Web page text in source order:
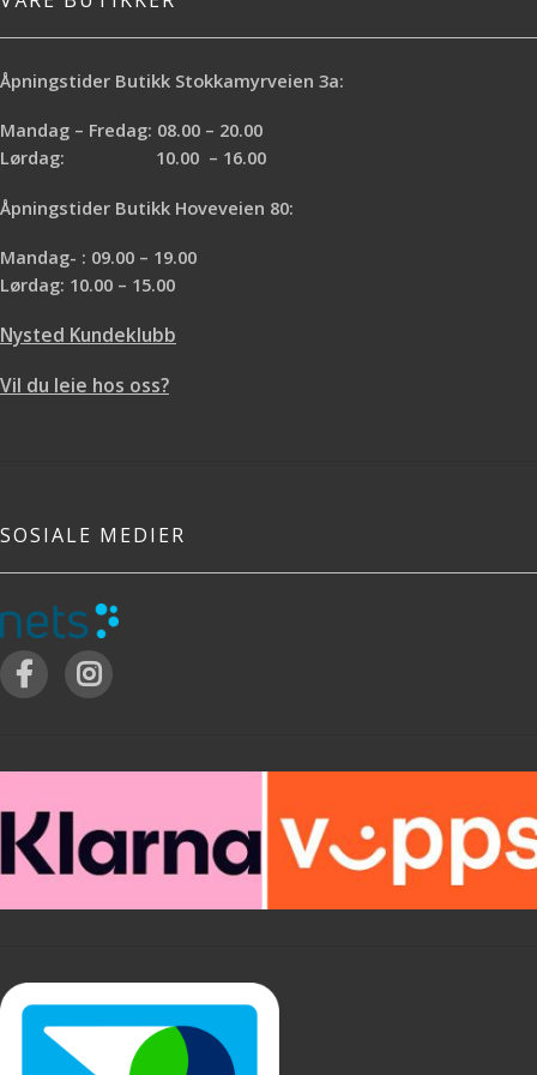
Åpningstider Butikk Stokkamyrveien 3a:
Mandag – Fredag: 08.00 – 20.00
Lørdag: 10.00 – 16.00
Åpningstider Butikk Hoveveien 80:
Mandag- : 09.00 – 19.00
Lørdag: 10.00 – 15.00
Nysted Kundeklubb
Vil du leie hos oss?
SOSIALE MEDIER